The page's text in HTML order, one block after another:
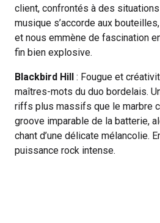
client, confrontés à des
musique s’accorde aux
et nous emmène de fascination
fin bien explosive.
Blackbird Hill : Fougue et
maîtres-mots du duo bordelais.
riffs plus massifs que le marbre
groove imparable de la batterie,
chant d’une délicate mélancolie.
puissance rock intense.